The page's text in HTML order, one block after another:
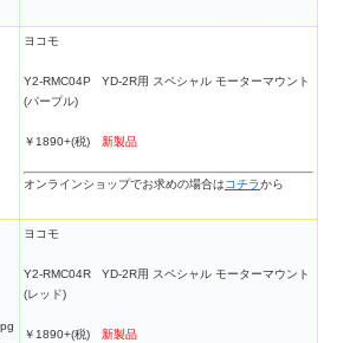
ヨコモ
Y2-RMC04P YD-2R用 スペシャル モーターマウント
(パープル)
￥1890+(税) 新製品
オンラインショップでお求めの場合はコチラから
ヨコモ
Y2-RMC04R YD-2R用 スペシャル モーターマウント
(レッド)
￥1890+(税) 新製品